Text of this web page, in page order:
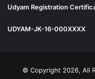
Udyam Registration
UDYAM-JK-16-000XXXX
© Copyright 2026, All